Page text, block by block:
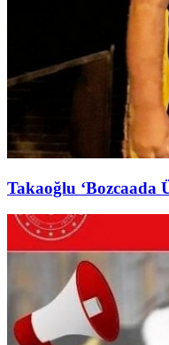
Takaoğlu ‘Bozcaada